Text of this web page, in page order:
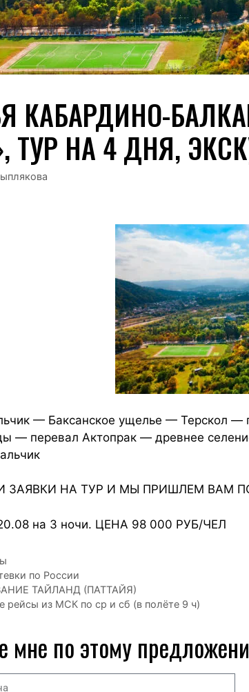
КАБАРДИНО-
ТУР НА 4 ДНЯ,
— Баксанское ущелье — Терскол
— перевал Актопрак — древнее
ЗАЯВКИ НА ТУР И МЫ ПРИШЛЕМ ВАМ
на 3 ночи. ЦЕНА 98 000 РУБ/ЧЕЛ
по России
ТАЙЛАНД (ПАТТАЙЯ)
рейсы из МСК по ср и сб (в полёте 9 ч)
мне по этому